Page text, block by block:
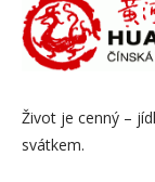
Život je cenný –
svátkem.